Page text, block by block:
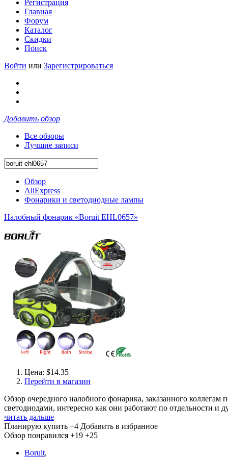
Регистрация
Главная
Форум
Каталог
Скидки
Поиск
Войти или Зарегистрироваться
Добавить обзор
Все обзоры
Лучшие записи
Обзор
AliExpress
Фонарики и светодиодные лампы
Налобный фонарик «Boruit EHL0657»
Цена: $14.35
Перейти в магазин
Обзор очередного налобного фонарика, заказанного
светодиодами, интересно как они работают по отдельности и
читать дальше
Планирую купить +4 Добавить в избранное
Обзор понравился +19 +25
Boruit,